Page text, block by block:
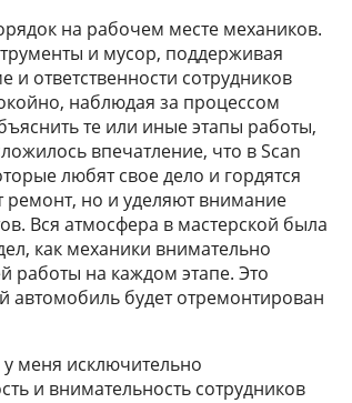
на рабочем месте механиков.
и мусор, поддерживая
и ответственности сотрудников
наблюдая за процессом
те или иные этапы работы,
впечатление, что в Scan
любят свое дело и гордятся
ремонт, но и уделяют внимание
Вся атмосфера в мастерской была
как механики внимательно
работы на каждом этапе. Это
автомобиль будет отремонтирован
меня исключительно
и внимательность сотрудников